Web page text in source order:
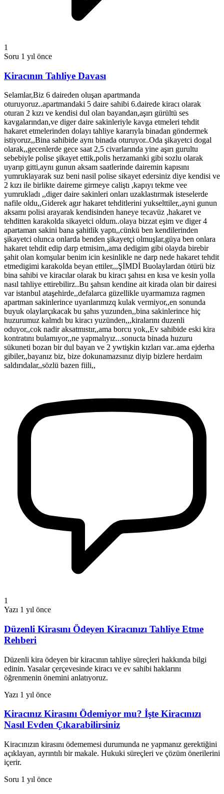
1
Soru 1 yıl önce
Kiracının Tahliye Davası
Selamlar,Biz 6 daireden oluşan apartmanda
oturuyoruz..apartmandaki 5 daire sahibi 6.dairede kiracı olarak
oturan 2 kızı ve kendisi dul olan bayandan,aşırı gürültü ses
kavgalarından,ve diger daire sakinleriyle kavga etmeleri tehdit
hakaret etmelerinden dolayı tahliye kararıyla binadan göndermek
istiyoruz,,Bina sahibide aynı binada oturuyor..Oda şikayetci dogal
olarak,,gecenlerde gece saat 2,5 civarlarında yine aşırı gurultu
sebebiyle polise şikayet ettik,polis herzamanki gibi sozlu olarak
uyarıp gitti,aynı gunun aksam saatlerinde dairemin kapısını
yumruklayarak suz beni nasil polise sikayet edersiniz diye kendisi ve
2 kızı ile birlikte daireme girmeye caliştı ,kapıyı tekme vee
yumrukladı ,,diger daire sakinleri onları uzaklastırmak isteselerde
nafile oldu,,Giderek agır hakaret tehditlerini yukselttiler,,ayni gunun
aksamı polisi arayarak kendisinden haneye tecavüz ,hakaret ve
tehditten karakolda sikayetci oldum..olaya bizzat eşim ve diger 4
apartaman sakini bana şahitlik yaptı,,cünkü ben kendilerinden
şikayetci olunca onlarda benden şikayetçi olmuşlar,güya ben onlara
hakaret tehdit edip darp etmisim,,ama dedigim gibi olayda birebir
şahit olan komşular benim icin kesinlikle ne darp nede hakaret tehdit
etmedigimi karakolda beyan ettiler,,,ŞİMDİ Buolaylardan ötürü biz
bina sahibi ve kiracılar olarak bu kiracı şahısı en kısa ve kesin yolla
nasıl tahliye ettirebilirz..Bu şahsın kendine ait kirada olan bir dairesi
var istanbul ataşehirde,,defalarca güzellikle uyarmamıza ragmen
apartman sakinlerince uyarılarımızq kulak vermiyor,,en sonunda
buyuk olaylarçıkacak bu şahıs yuzunden,,bina sakinlerince hiç
huzurumuz kalmdı bu kiracı yuzünden,,,kiralarını duzenli
oduyor,,cok nadir aksatmıstır,,ama borcu yok,,Ev sahibide eski kira
kontratını bulamıyor,,ne yapmalıyız...sonucta binada huzuru
sükuneti bozan bir dul bayan ve 2 ywtişkin kızları var..ama ejderha
gibiler,,bayanız biz, bize dokunamazsınız diyip bizlere herdaim
saldırıdalar,,sözlü bazen fiili,,
1
Yazı 1 yıl önce
Düzenli Kirasını Ödeyen Kiracınızı Tahliye Etme
Rehberi
Düzenli kira ödeyen bir kiracının tahliye süreçleri hakkında bilgi
edinin. Yasalar çerçevesinde kiracı ve ev sahibi haklarını
öğrenmenin önemini anlatıyoruz.
Yazı 1 yıl önce
Kiracınız Kirasını Ödemiyor mu? İşte Kiracınızı
Nasıl Evden Çıkarabilirsiniz
Kiracınızın kirasını ödememesi durumunda ne yapmanız gerektiğini
açıklayan, ayrıntılı bir makale. Hukuki süreçleri ve çözüm önerilerini
içerir.
Soru 1 yıl önce